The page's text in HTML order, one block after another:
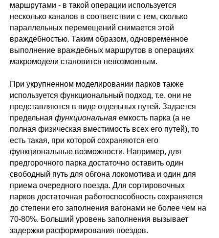
маршрутами - в такой операции используется
несколько каналов в соответствии с тем, сколько
параллельных перемещений снимается этой
враждебностью. Таким образом, одновременное
выполнение враждебных маршрутов в операциях
макромодели становится невозможным.
При укрупненном моделировании парков также
используется функциональный подход, т.е. они не
представляются в виде отдельных путей. Задается
предельная функциональная емкость парка (а не
полная физическая вместимость всех его путей), то
есть такая, при которой сохраняются его
функциональные возможности. Например, для
предгорочного парка достаточно оставить один
свободный путь для обгона локомотива и один для
приема очередного поезда. Для сортировочных
парков достаточная работоспособность сохраняется
до степени его заполнения вагонами не более чем на
70-80%. Больший уровень заполнения вызывает
задержки расформирования поездов.